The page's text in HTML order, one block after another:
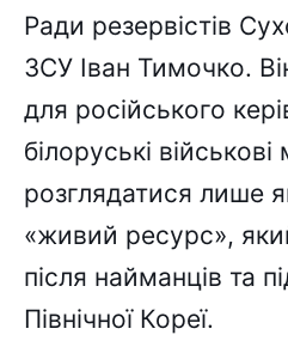
Ради резервістів
ЗСУ Іван Тимочко.
для російського
білоруські
розглядатися лише
«живий ресурс»,
після найманців та
Північної Кореї.